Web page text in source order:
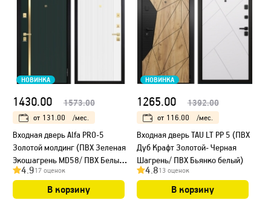
НОВИНКА
1430.00 1573.00
от 131.00 /мес.
Входная дверь Alfa PRO-5
Золотой молдинг (ПВХ Зеленая
Экошагрень MD58/ ПВХ Белый
MD26)
4.917 оценок
В корзину
НОВИНКА
1265.00 1392.00
от 116.00 /мес.
Входная дверь TAU LT PP 5 (ПВХ
Дуб Крафт Золотой- Черная
Шагрень/ ПВХ Бьянко белый)
4.813 оценок
В корзину